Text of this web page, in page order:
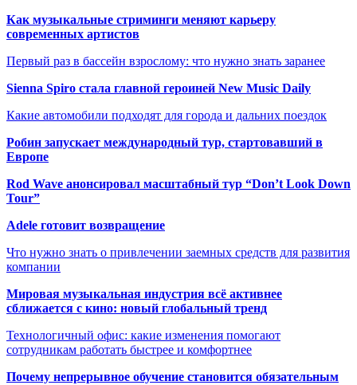
Как музыкальные стриминги меняют карьеру
современных артистов
Первый раз в бассейн взрослому: что нужно знать заранее
Sienna Spiro стала главной героиней New Music Daily
Какие автомобили подходят для города и дальних поездок
Робин запускает международный тур, стартовавший в
Европе
Rod Wave анонсировал масштабный тур “Don’t Look Down
Tour”
Adele готовит возвращение
Что нужно знать о привлечении заемных средств для развития
компании
Мировая музыкальная индустрия всё активнее
сближается с кино: новый глобальный тренд
Технологичный офис: какие изменения помогают
сотрудникам работать быстрее и комфортнее
Почему непрерывное обучение становится обязательным